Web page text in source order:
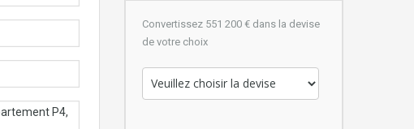
Convertissez 551 200 € dans la devise
de votre choix